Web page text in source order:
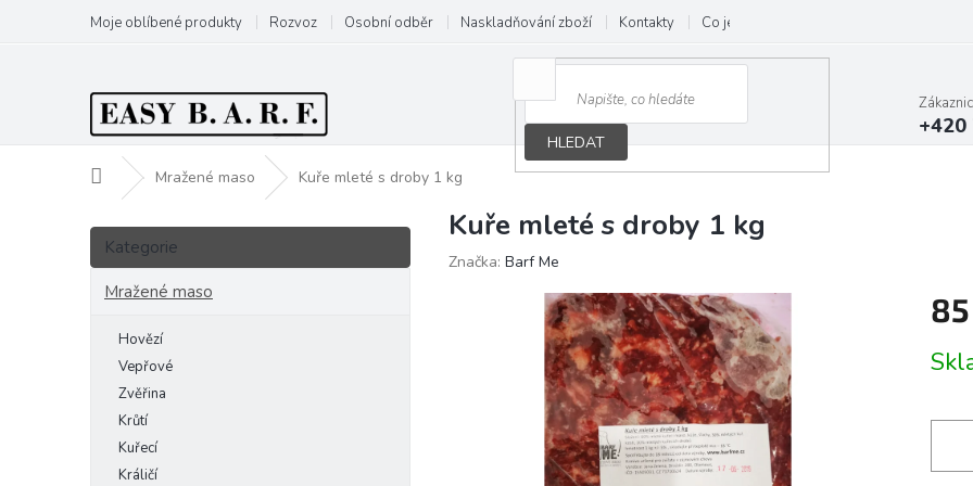
obsah
Moje oblíbené produkty Rozvoz Osobní odběr Naskladňování zboží Kontakty Co je B.A.R.F.
HLEDAT
+420
Domů Mražené maso Kuře mleté s droby 1 kg
P
s
Přeskočit
kategorie
Kategorie
Mražené maso
Hovězí
Vepřové
Zvěřina
Krůtí
Kuřecí
Králičí
Kuře mleté s droby 1 kg
Značka: Barf Me
cena: